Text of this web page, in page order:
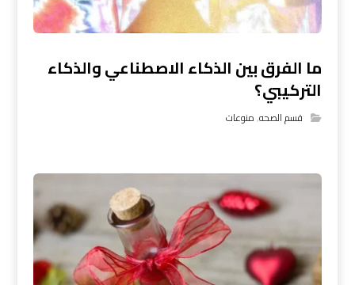
ما الفرق بين الذكاء الاصطناعي والذكاء
التركيبي؟
قسم الصحه,منوعات